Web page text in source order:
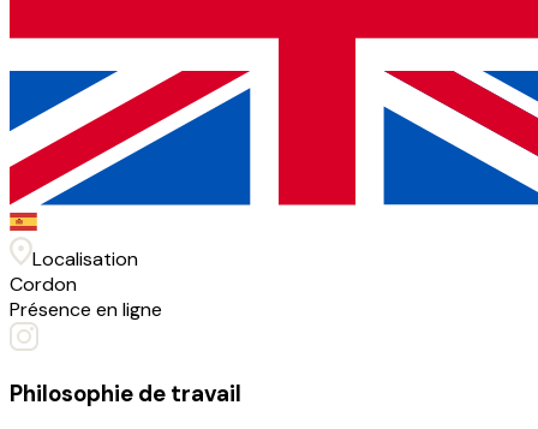
Localisation
Cordon
Présence en ligne
Philosophie de travail